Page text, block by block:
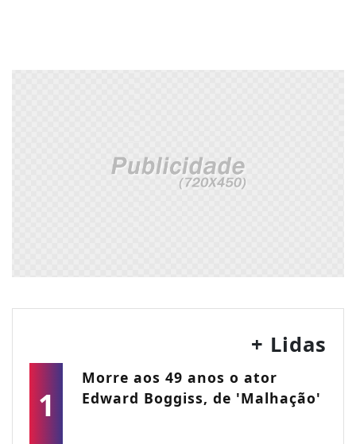
+ Lidas
1
Morre aos 49 anos o ator
Edward Boggiss, de 'Malhação'